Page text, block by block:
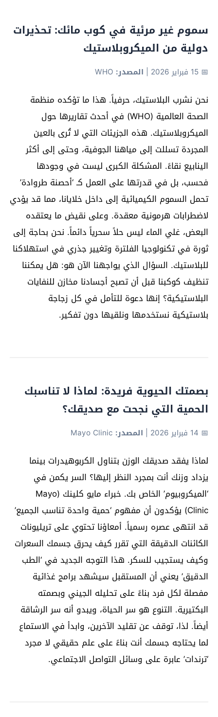
سموم غير مرئية في كوب مائك: تحذيرات
دولية من الميكروبلاستيك
📅 15 فبراير 2026 | المصدر:
نحن نشرب البلاستيك، حرفياً. هذا ما تؤكده منظمة
الصحة العالمية (WHO) في أحدث تقاريرها حول
الميكروبلاستيك. هذه الجزيئات التي لا تُرى بالعين
المجردة تسللت إلى مياهنا الجوفية، وحتى إلى أكثر
الينابيع نقاءً. المشكلة الكبرى ليست في وجودها
فحسب، بل في قدرتها على العمل كـ ‘أحصنة طروادة’
تحمل السموم الكيميائية إلى داخل خلايانا، مما قد يؤدي
لاضطرابات هرمونية معقدة. وعلى نقيض ما يعتقده
البعض، غلي الماء ليس حلاً سحرياً دائماً. نحن بحاجة إلى
ثورة في تكنولوجيا الفلترة وتغيير جذري في استهلاكنا
للبلاستيك. السؤال الذي يواجهنا الآن هو: هل يمكننا
تنظيف كوكبنا قبل أن تصبح أجسادنا مخازن للنفايات
البلاستيكية؟ إنها دعوة للتأمل في كل زجاجة
بلاستيكية نستخدمها ونلقيها دون تفكير.
بصمتك الحيوية فريدة: لماذا لا تناسبك
الحمية التي نجحت مع صديقك؟
📅 14 فبراير 2026 | المصدر:
لماذا يفقد صديقك الوزن بتناول الكربوهيدرات بينما
يزداد وزنك أنت بمجرد النظر إليها؟ السر يكمن في
‘الميكروبيوم’ الخاص بك. خبراء مايو كلينك (Mayo
Clinic) يؤكدون أن مفهوم ‘حمية واحدة تناسب الجميع’
قد انتهى عصره رسمياً. أمعاؤنا تحتوي على تريليونات
الكائنات الدقيقة التي تقرر كيف يحرق جسمك السعرات
وكيف يستجيب للسكر. هذا التوجه الجديد في ‘الطب
الدقيق’ يعني أن المستقبل سيشهد برامج غذائية
مفصلة لكل فرد بناءً على تحليله الجيني وبصمته
البكتيرية. التنوع هو سر الحياة، ويبدو أنه سر الرشاقة
أيضاً. لذا، توقف عن تقليد الآخرين، وابدأ في الاستماع
لما يحتاجه جسمك أنت بناءً على علم حقيقي لا مجرد
‘ترندات’ عابرة على وسائل التواصل الاجتماعي.